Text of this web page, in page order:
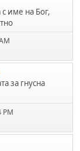
име на Бог,
за гнусна
PM